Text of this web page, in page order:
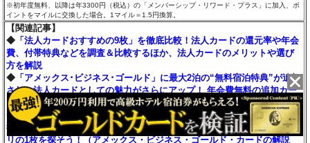
※初年度無料、以降は年3300円（税込）の「メンバーシップ・リワード・プラス」に加入、ポ
イントをマイルに交換した場合。1マイル＝1.5円換算。
【関連記事】
◆ 「法人カードおすすめの9枚」を徹底比較！法人カードの還元率や年会
費、付帯特典などを調査＆比較するほか、法人カードのメリットや選び
方を解説
◆ 「アメックス･ビジネス･ゴールド」に最大2泊の“無料宿泊特典”が追加
され、法人カードとしての魅力がさらにアップ！ 年会費無料の追加カー
ドも発行が可能に！
◆【アメリカン・エキスプレス・カードを一覧で比較】アメックスが発
行する13枚のカードの年会費や特典、還元率を比較して、自分にピッタ
リの1枚を探そう！（アメックス・ビジネス・ゴールド・カードの解説